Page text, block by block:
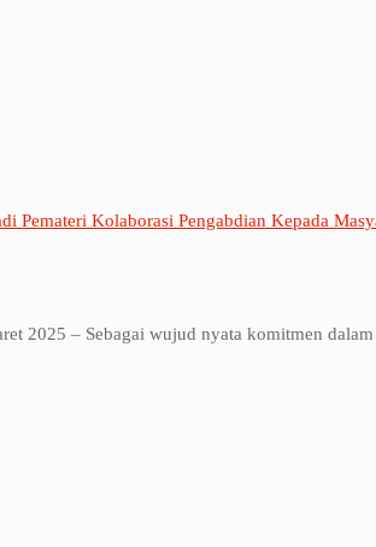
Pemateri Kolaborasi Pengabdian Kepada
2025 – Sebagai wujud nyata komitmen